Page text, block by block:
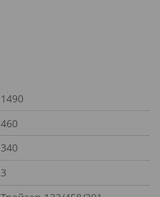
1490
460
340
3